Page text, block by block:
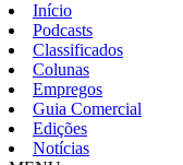
Início
Podcasts
Classificados
Colunas
Empregos
Guia Comercial
Edições
Notícias